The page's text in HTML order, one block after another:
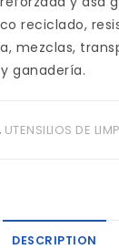
reciclado,
mezclas,
ganadería.
UTENSILIOS DE
DESCRIPTION